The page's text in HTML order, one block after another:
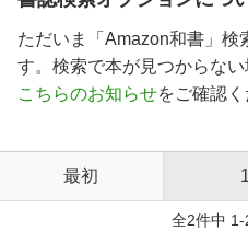
ただいま「Amazon和書」検
す。検索で本が見つからな
こちらのお知らせをご確認く
最初 1
全2件中